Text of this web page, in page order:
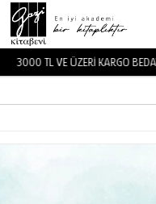
3000 TL VE ÜZERİ KARGO BEDAVA